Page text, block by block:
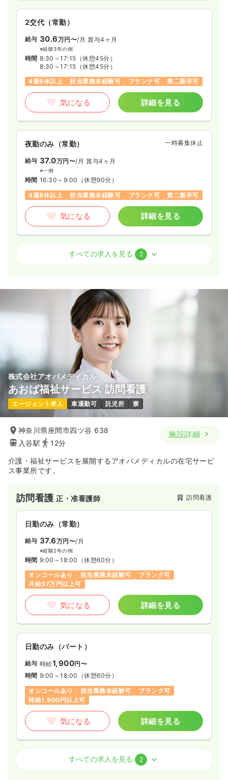
一時募集休止
給与 3.0万円〜
担当業務未経験可
気になる
訪問看護 正看護師 一般病院
日勤のみ（常勤）
給与 30.0 万円〜/月
時間 8:45～17:15（休憩60分）
8:45～17:15
担当業務未経験可
ブランク可
第二新卒可
月給30万円以上可
気になる 詳細を見る
日勤のみ（常勤） 一時募集休止
万円〜/月 賞与3.5ヶ月
※経験5年の例
8:00～16:30（休憩60分）
4週8休以上
担当業務未経験可
第二新卒可 月給27万円以上可
気になる 詳細を見る
内視鏡正・准看護師
日勤のみ（常勤） 一時募集休止
給与 25.6万円〜
※経験11年の例
時間 8:45～17:15 （休憩60分）
月給28万円以上可
気になる
オペ室(手術室)正看護師
日勤のみ（常勤） 一時募集休止
給与 33.7 賞与3.5ヶ月
※経験28年の例
時間 8:45～17:15（休憩60分）
日祝休み
年間休日123日 4週8休以上
オンコールあり
担当業務未経験可
月給33万円以上可
気になる
2交代（常勤）
給与 30.6万円〜/月 賞与4ヶ月
※経験3年の例
時間 8:30～17:15 （休憩45分）
8:30～17:15 （休憩45分）
4週8休以上
担当業務未経験可 ブランク可 第二新卒可
気になる 詳細を見る
夜勤のみ（常勤） 一時募集休止
給与 37.0万円〜/月 賞与4ヶ月
※一例
時間 16:30～9:00 （休憩90分）
4週8休以上
担当業務未経験可 ブランク可 第二新卒可
気になる 詳細を見る
正・准看護師
23.1〜28.5万円/月 賞与2回
時間
9:00～17:30
担当業務未経験可
ブランク可
気になる
訪問看護正看護師
日勤のみ（常勤）
給与 30.0万円〜 /月 賞与2回
※経験5年の例
時間 9:00～17:30
土日祝休み
オンコールあり ブランク可
すべての求人を見る 2
株式会社アオバメディカル
あおば福祉サービス 訪問看護
エージェント求人 車通勤可 託児所 寮
神奈川県座間市四ツ谷 638
入谷駅
12分
施設詳細
介護・福祉サービスを展開するアオバメディカルの在宅サービ
ス事業所です。
訪問看護正・准看護師 訪問看護
日勤のみ（常勤）
給与 37.6万円〜/月
※経験2年の例
時間 9:00～18:00 （休憩60分）
オンコールあり
担当業務未経験可
ブランク可
月給37万円以上可
気になる 詳細を見る
日勤のみ（パート）
給与 時給1,900円〜
時間 9:00～18:00 （休憩60分）
オンコールあり
担当業務未経験可
ブランク可
時給1,900円以上可
気になる 詳細を見る
介護・福祉系正・准看護師
すべての求人を見る 2